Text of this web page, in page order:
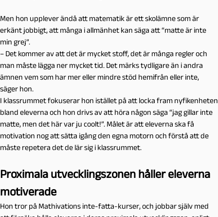
Men hon upplever ändå att matematik är ett skolämne som är
erkänt jobbigt, att många i allmänhet kan säga att “matte är inte
min grej”.
– Det kommer av att det är mycket stoff, det är många regler och
man måste lägga ner mycket tid. Det märks tydligare än i andra
ämnen vem som har mer eller mindre stöd hemifrån eller inte,
säger hon.
I klassrummet fokuserar hon istället på att locka fram nyfikenheten
bland eleverna och hon drivs av att höra någon säga “jag gillar inte
matte, men det här var ju coolt!”. Målet är att eleverna ska få
motivation nog att sätta igång den egna motorn och förstå att de
måste repetera det de lär sig i klassrummet.
Proximala utvecklingszonen håller eleverna
motiverade
Hon tror på Mathivations inte-fatta-kurser, och jobbar själv med